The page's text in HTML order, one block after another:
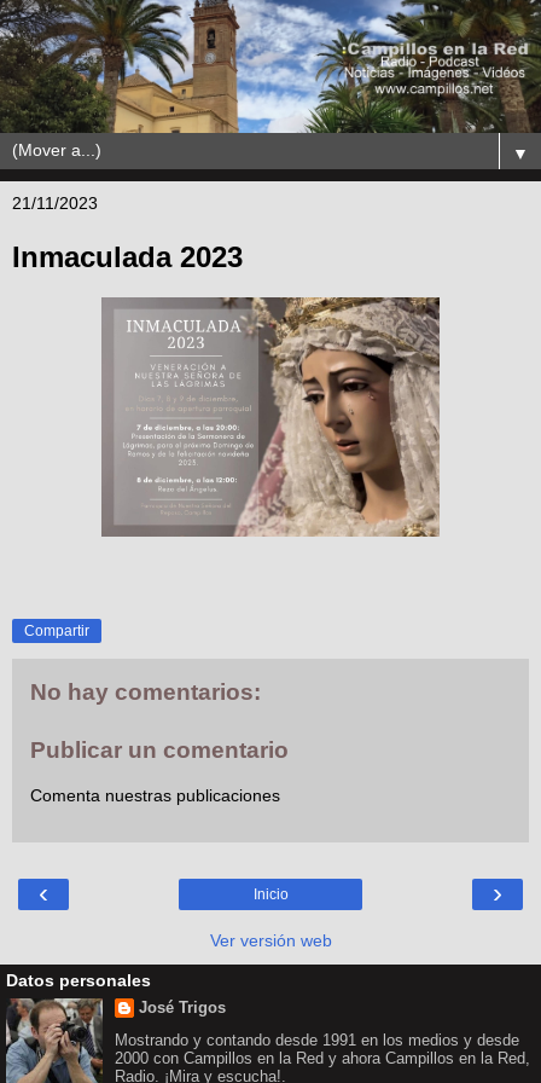
▼
21/11/2023
Inmaculada 2023
Compartir
No hay comentarios:
Publicar un comentario
Comenta nuestras publicaciones
‹ ›
Inicio
Ver versión web
Datos personales
José Trigos
Mostrando y contando desde 1991 en los medios y desde
2000 con Campillos en la Red y ahora Campillos en la Red,
Radio. ¡Mira y escucha!.